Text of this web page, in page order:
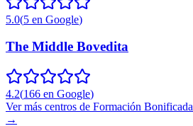
5.0(5 en Google)
The Middle Bovedita
4.2(166 en Google)
Ver más centros de Formación Bonificada
→